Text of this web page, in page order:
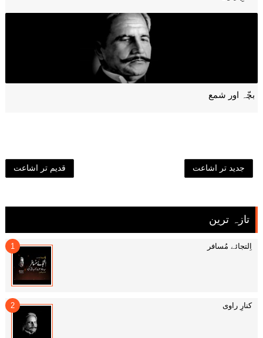
بچّہ اور شمع
جدید تر اشاعت قدیم تر اشاعت
تازہ ترین
اِلتجائے مُسافر
کنارِ راوی